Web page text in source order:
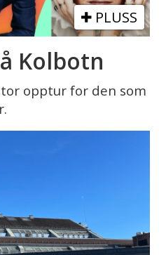
PLUSS
Kolbotn
opptur for den som